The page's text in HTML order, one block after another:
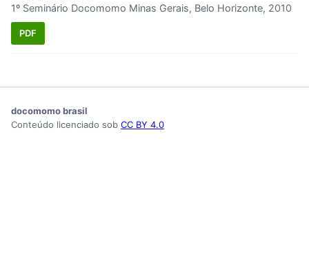
1º Seminário Docomomo Minas Gerais, Belo Horizonte, 2010
PDF
docomomo brasil
Conteúdo licenciado sob CC BY 4.0